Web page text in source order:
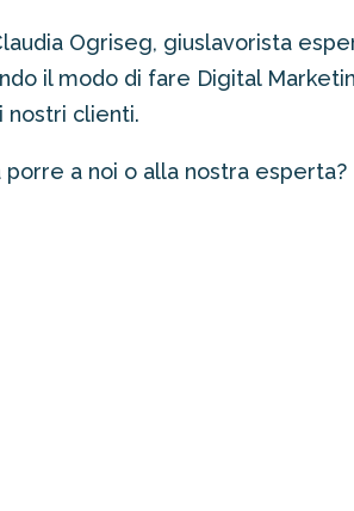
Ogriseg, giuslavorista
il modo di fare Digital
nostri clienti.
a noi o alla nostra esperta?